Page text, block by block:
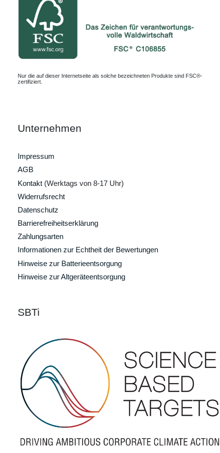
Nur die auf dieser Internetseite als solche bezeichneten Produkte sind FSC®-
zertifiziert.
Unternehmen
Impressum
AGB
Kontakt (Werktags von 8-17 Uhr)
Widerrufsrecht
Datenschutz
Barrierefreiheitserklärung
Zahlungsarten
Informationen zur Echtheit der Bewertungen
Hinweise zur Batterieentsorgung
Hinweise zur Altgeräteentsorgung
SBTi